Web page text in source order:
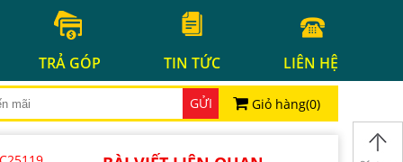
TRẢ GÓP TIN TỨC LIÊN HỆ
GỬI Giỏ hàng(0)